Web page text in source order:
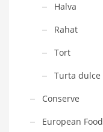
Halva
Rahat
Tort
Turta dulce
Conserve
European Food